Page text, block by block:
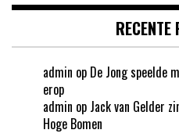
RECENTE
admin op De Jong speelde
erop
admin op Jack van Gelder
Hoge Bomen